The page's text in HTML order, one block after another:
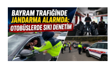
Lira Ceza